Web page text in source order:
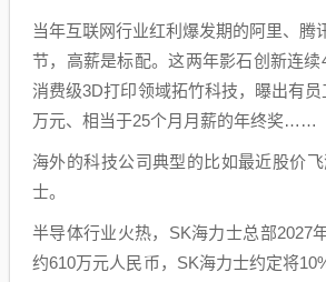
当年互联网行业红利爆发期的阿里、腾
节，高薪是标配。这两年影石创新连续
消费级3D打印领域拓竹科技，曝出有
万元、相当于25个月月薪的年终奖……
海外的科技公司典型的比如最近股价
士。
半导体行业火热，SK海力士总部2027
约610万元人民币，SK海力士约定将‌